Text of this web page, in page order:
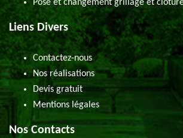
Pose et changement grillage et
Liens Divers
Contactez-nous
Nos réalisations
Devis gratuit
Mentions légales
Nos Contacts